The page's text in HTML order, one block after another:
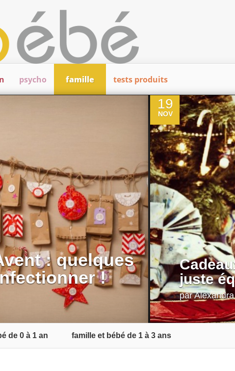
psycho famille tests produits
: quelques
!
19
NOV
0
juste
par
de 0 à 1 an famille et bébé de 1 à 3 ans